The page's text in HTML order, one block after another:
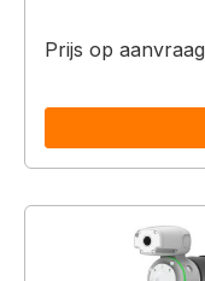
Prijs op aanvraag